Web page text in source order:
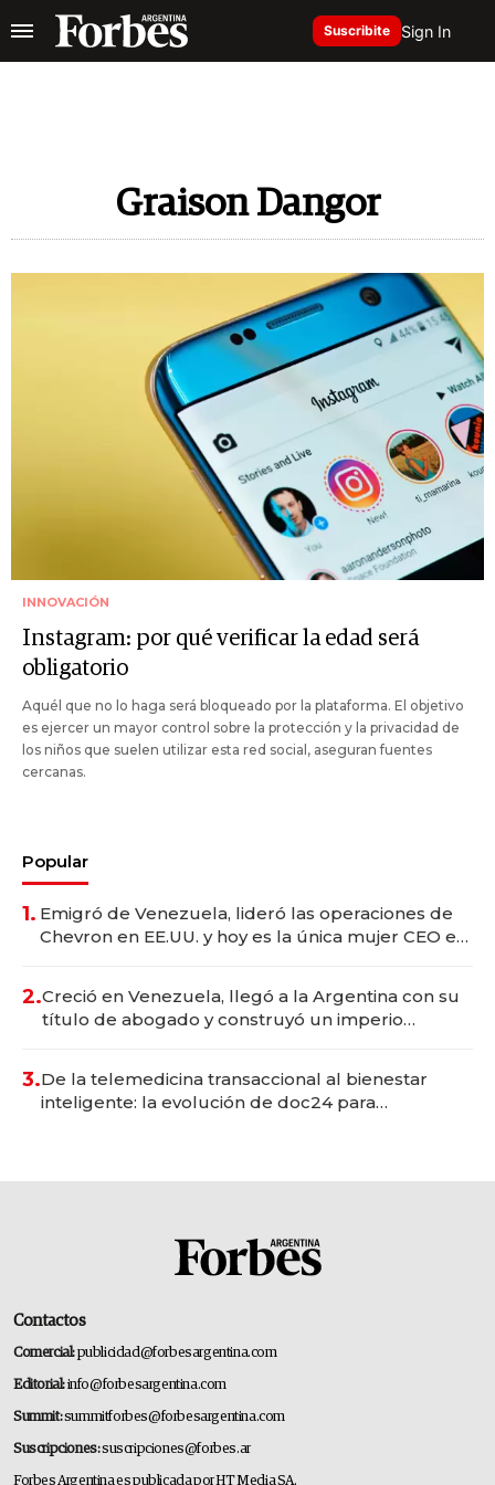
Suscribite Sign In
Graison Dangor
INNOVACIÓN
Instagram: por qué verificar la edad será
obligatorio
Aquél que no lo haga será bloqueado por la plataforma. El objetivo
es ejercer un mayor control sobre la protección y la privacidad de
los niños que suelen utilizar esta red social, aseguran fuentes
cercanas.
Popular
1. Emigró de Venezuela, lideró las operaciones de
Chevron en EE.UU. y hoy es la única mujer CEO en
2.Creció en Venezuela, llegó a la Argentina con su
título de abogado y construyó un imperio
3.De la telemedicina transaccional al bienestar
inteligente: la evolución de doc24 para
Contactos
Comercial:publicidad@forbesargentina.com
Editorial:info@forbesargentina.com
Summit:summitforbes@forbesargentina.com
Suscripciones:suscripciones@forbes.ar
Forbes Argentina es publicada por HT Media SA.